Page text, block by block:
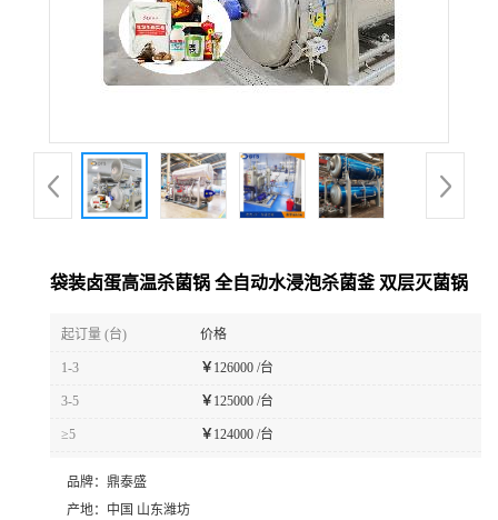
袋装卤蛋高温杀菌锅 全自动水浸泡杀菌釜 双层灭菌锅
起订量 (台) 价格
1-3 ￥ 126000 /台
3-5 ￥ 125000 /台
≥5 ￥ 124000 /台
品牌： 鼎泰盛
产地： 中国 山东潍坊